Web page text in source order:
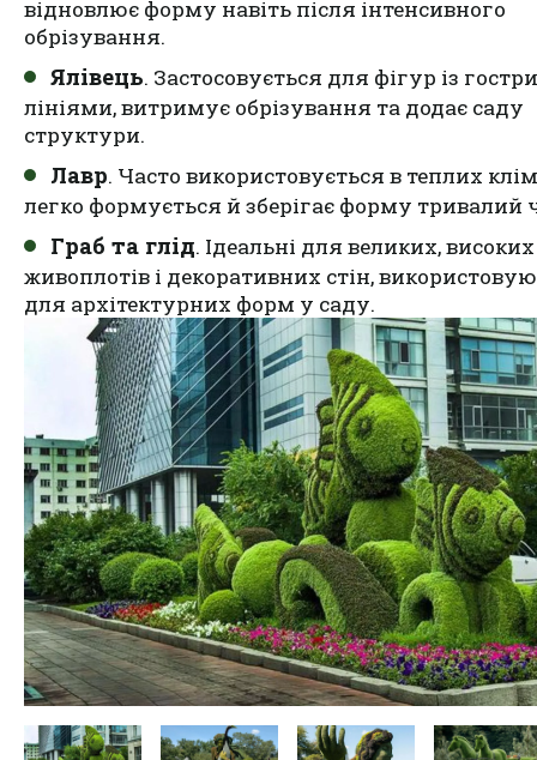
відновлює форму навіть після інтенсивного
обрізування.
Ялівець. Застосовується для фігур із
лініями, витримує обрізування та додає саду
структури.
Лавр. Часто використовується в теплих
легко формується й зберігає форму тривалий
Граб та глід. Ідеальні для великих, високих
живоплотів і декоративних стін,
для архітектурних форм у саду.